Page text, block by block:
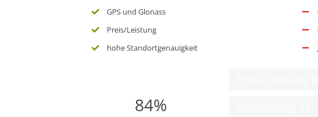
GPS und Glonass
Preis/Leistung
hohe Standortgenauigkeit
84%